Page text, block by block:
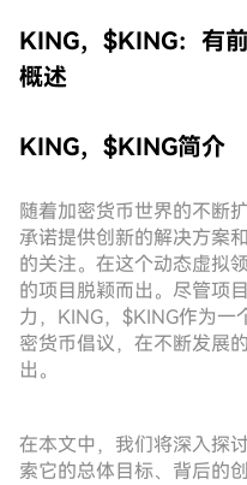
KING，$KING：有
概述
KING，$KING简介
随着加密货币世界的不断
承诺提供创新的解决方案
的关注。在这个动态虚拟
的项目脱颖而出。尽管项
力，KING，$KING作为一
密货币倡议，在不断发展的
出。
在本文中，我们将深入探
索它的总体目标、背后的